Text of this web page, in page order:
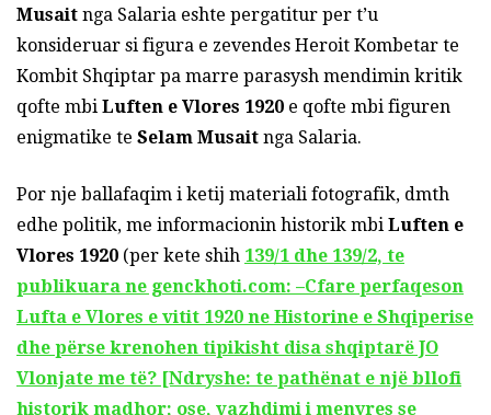
Musait nga Salaria eshte pergatitur per t’u
konsideruar si figura e zevendes Heroit Kombetar te
Kombit Shqiptar pa marre parasysh mendimin kritik
qofte mbi Luften e Vlores 1920 e qofte mbi figuren
enigmatike te Selam Musait nga Salaria.
Por nje ballafaqim i ketij materiali fotografik, dmth
edhe politik, me informacionin historik mbi Luften e
Vlores 1920 (per kete shih 139/1 dhe 139/2, te
publikuara ne genckhoti.com: –Cfare perfaqeson
Lufta e Vlores e vitit 1920 ne Historine e Shqiperise
dhe përse krenohen tipikisht disa shqiptarë JO
Vlonjate me të? [Ndryshe: te pathënat e një bllofi
historik madhor; ose, vazhdimi i menyres se